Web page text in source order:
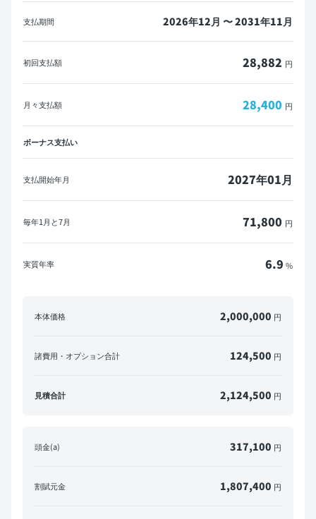
PDFダウンロード
支払期間 2026年12月 〜 2031年11月
初回支払額 28,882 円
月々支払額 28,400 円
ボーナス支払い
支払開始年月 2027年01月
毎年1月と7月 71,800 円
実質年率 6.9 %
本体価格 2,000,000 円
諸費用・オプション合計 124,500 円
見積合計 2,124,500 円
頭金(a) 317,100 円
割賦元金 1,807,400 円